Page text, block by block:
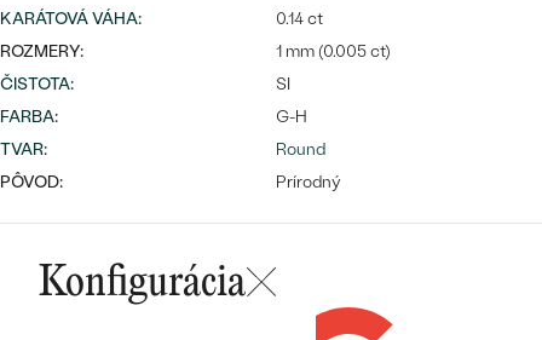
KARÁTOVÁ VÁHA:
0.14 ct
ROZMERY:
1 mm (0.005 ct)
ČISTOTA:
SI
FARBA:
G-H
TVAR:
Round
PÔVOD:
Prírodný
Konfigurácia